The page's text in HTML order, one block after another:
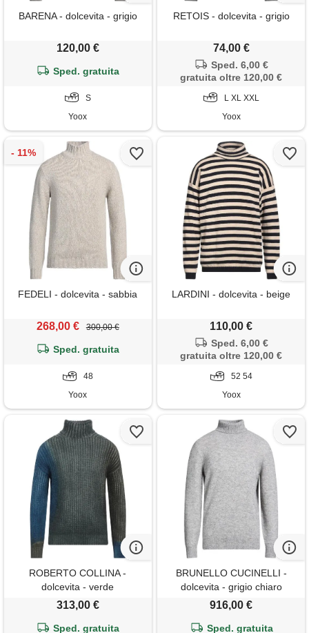
BARENA - dolcevita - grigio
120,00 €
Sped. gratuita
S
Yoox
RETOIS - dolcevita - grigio
74,00 €
Sped. 6,00 €
gratuita oltre 120,00 €
L XL XXL
Yoox
FEDELI - dolcevita - sabbia
268,00 € 300,00 €
Sped. gratuita
48
Yoox
LARDINI - dolcevita - beige
110,00 €
Sped. 6,00 €
gratuita oltre 120,00 €
52 54
Yoox
ROBERTO COLLINA -
dolcevita - verde
313,00 €
Sped. gratuita
BRUNELLO CUCINELLI -
dolcevita - grigio chiaro
916,00 €
Sped. gratuita